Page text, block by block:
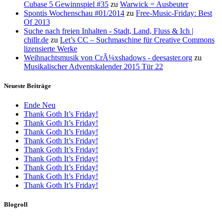
Cubase 5 Gewinnspiel #35 zu Warwick = Ausbeuter
Spontis Wochenschau #01/2014 zu Free-Music-Friday: Best
Of 2013
Suche nach freien Inhalten - Stadt, Land, Fluss & Ich |
chillr.de zu Let’s CC – Suchmaschine für Creative Commons
lizensierte Werke
Weihnachtsmusik von CrÃ¼xshadows - deesaster.org zu
Musikalischer Adventskalender 2015 Tür 22
Neueste Beiträge
Ende Neu
Thank Goth It’s Friday!
Thank Goth It’s Friday!
Thank Goth It’s Friday!
Thank Goth It’s Friday!
Thank Goth It’s Friday!
Thank Goth It’s Friday!
Thank Goth It’s Friday!
Thank Goth It’s Friday!
Thank Goth It’s Friday!
Blogroll